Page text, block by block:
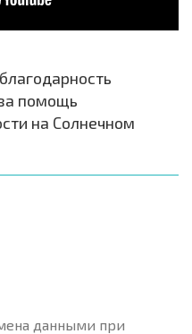
помощь
на Солнечном
данными при